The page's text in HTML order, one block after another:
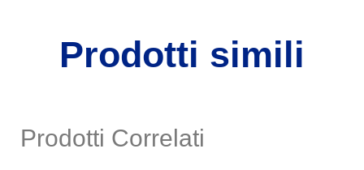
Prodotti simili
Prodotti Correlati